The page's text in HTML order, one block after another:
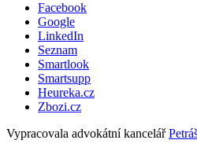
Facebook
Google
LinkedIn
Seznam
Smartlook
Smartsupp
Heureka.cz
Zbozi.cz
Vypracovala advokátní kancelář